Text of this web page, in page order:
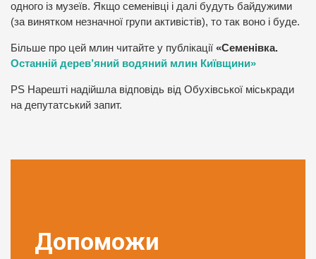
одного із музеїв. Якщо семенівці і далі будуть байдужими
(за винятком незначної групи активістів), то так воно і буде.
Більше про цей млин читайте у публікації «Семенівка.
Останній дерев’яний водяний млин Київщини»
PS Нарешті надійшла відповідь від Обухівської міськради
на депутатський запит.
Допоможи